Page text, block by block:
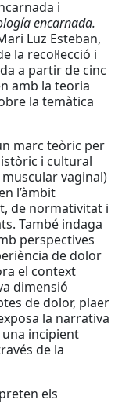
i
encarnada.
Luz Esteban,
la recol·lecció i
a partir de cinc
amb la teoria
la temàtica
marc teòric per
i cultural
vaginal)
l’àmbit
de normativitat i
També indaga
perspectives
de dolor
el context
dimensió
de dolor, plaer
la narrativa
incipient
de la
els